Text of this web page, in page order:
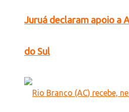
Juruá declaram apoio a
do Sul